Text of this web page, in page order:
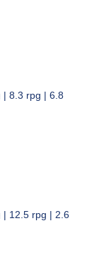
| 8.3 rpg | 6.8
| 12.5 rpg | 2.6